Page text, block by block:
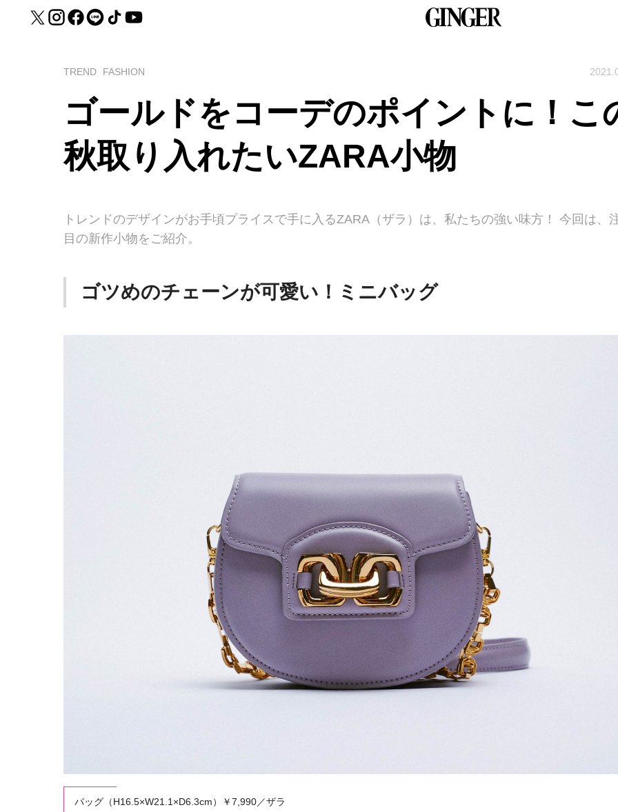
TREND FASHION
ゴールドをコーデのポイントに！こ
秋取り入れたいZARA小物
トレンドのデザインがお手頃プライスで手に入るZARA（ザラ）は、私たちの強い味方！ 今回は、
目の新作小物をご紹介。
ゴツめのチェーンが可愛い！ミニバッグ
バッグ（H16.5×W21.1×D6.3cm）￥7,990／ザラ